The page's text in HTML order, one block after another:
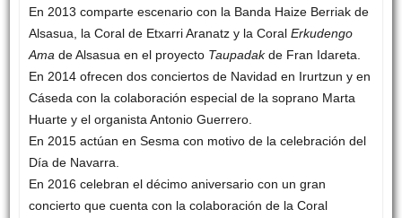
En 2013 comparte escenario con la Banda Haize Berriak de
Alsasua, la Coral de Etxarri Aranatz y la Coral Erkudengo
Ama de Alsasua en el proyecto Taupadakde Fran Idareta.
En 2014 ofrecen dos conciertos de Navidad en Irurtzun y en
Cáseda con la colaboración especial de la soprano Marta
Huarte y el organista Antonio Guerrero.
En 2015 actúan en Sesma con motivo de la celebración del
Día de Navarra.
En 2016 celebran el décimo aniversario con un gran
concierto que cuenta con la colaboración de la Coral